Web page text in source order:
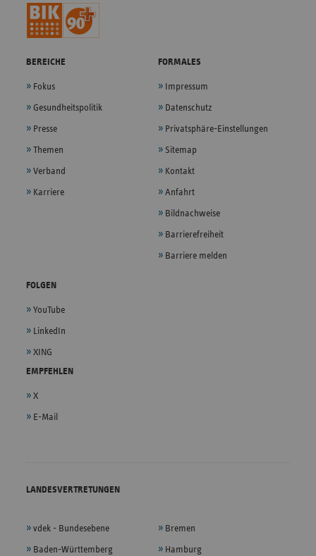
BEREICHE
Fokus
Gesundheitspolitik
Presse
Themen
Verband
Karriere
FORMALES
Impressum
Datenschutz
Privatsphäre-Einstellungen
Sitemap
Kontakt
Anfahrt
Bildnachweise
Barrierefreiheit
Barriere melden
FOLGEN
YouTube
LinkedIn
XING
EMPFEHLEN
X
E-Mail
LANDESVERTRETUNGEN
vdek - Bundesebene
Baden-Württemberg
Bremen
Hamburg